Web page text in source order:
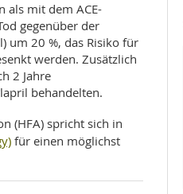
als mit dem ACE-
gegenüber der
um 20 %, das Risiko für
werden. Zusätzlich
2 Jahre
behandelten.
(HFA) spricht sich in
für einen möglichst